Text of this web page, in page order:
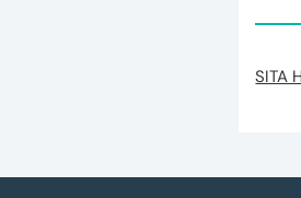
SITA